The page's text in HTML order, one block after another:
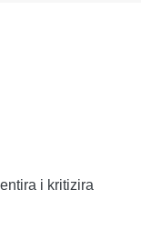
i kritizira